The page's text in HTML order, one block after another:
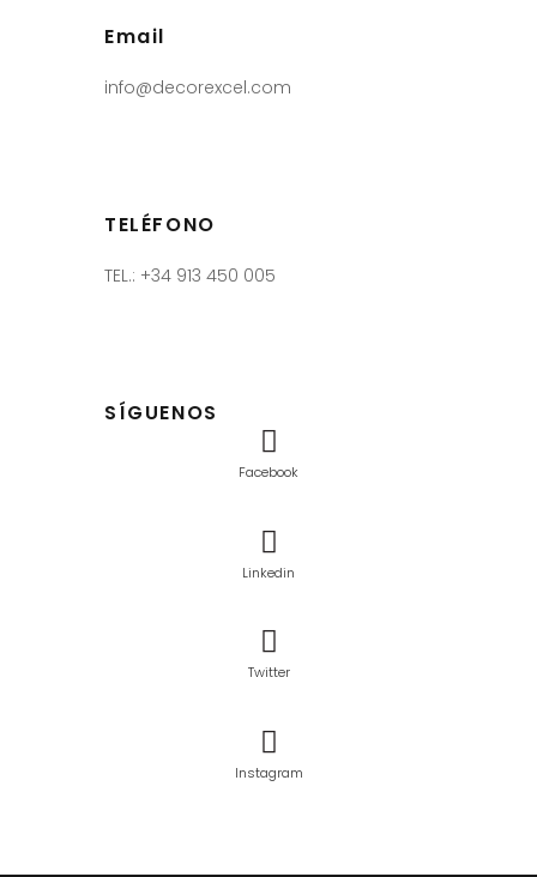
Email
info@decorexcel.com
TELÉFONO
TEL.: +34 913 450 005
SÍGUENOS
Facebook
Linkedin
Twitter
Instagram